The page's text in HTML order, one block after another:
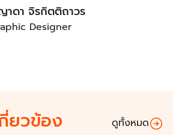
าดา จิรกิตติถาวร
Designer
ยวข้อง ดูทั้งหมด